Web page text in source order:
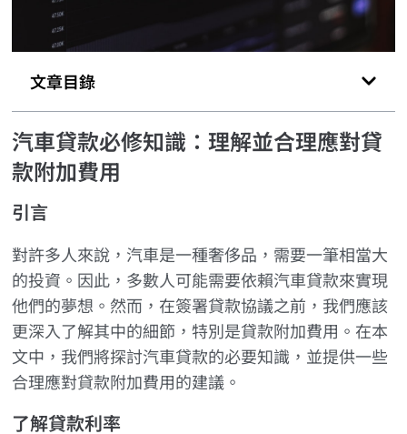
文章目錄
汽車貸款必修知識：理解並合理應對貸
款附加費用
引言
對許多人來說，汽車是一種奢侈品，需要一筆相當大
的投資。因此，多數人可能需要依賴汽車貸款來實現
他們的夢想。然而，在簽署貸款協議之前，我們應該
更深入了解其中的細節，特別是貸款附加費用。在本
文中，我們將探討汽車貸款的必要知識，並提供一些
合理應對貸款附加費用的建議。
了解貸款利率